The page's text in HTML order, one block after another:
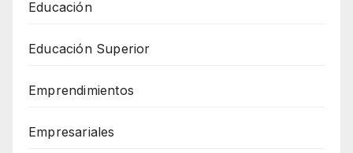
Educación
Educación Superior
Emprendimientos
Empresariales